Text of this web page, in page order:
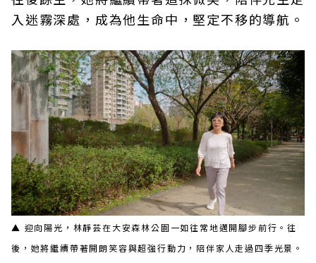
入迷霧深處，成為他生命中，堅定不移的導航。
▲ 迎向陽光，林靜芸在大安森林公園一如往常地邁開腳步前行。往
後，她將繼續帶著開朗笑容與超強行動力，陪伴家人走過四季光景。